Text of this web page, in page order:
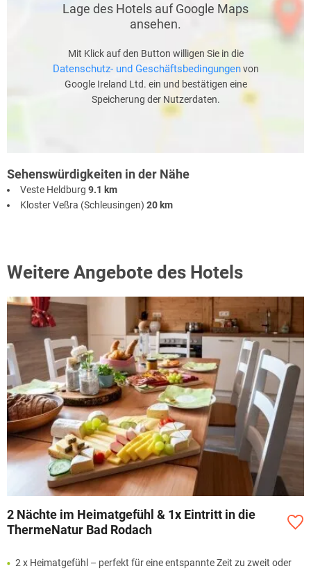
Lage des Hotels auf Google Maps
ansehen.
Mit Klick auf den Button willigen Sie in die
Datenschutz- und Geschäftsbedingungenvon
Google Ireland Ltd. ein und bestätigen eine
Speicherung der Nutzerdaten.
Sehenswürdigkeiten in der Nähe
Veste Heldburg 9.1 km
Kloster Veßra (Schleusingen) 20 km
Weitere Angebote des Hotels
2 Nächte im Heimatgefühl & 1x Eintritt in die
ThermeNatur Bad Rodach
2 x Heimatgefühl – perfekt für eine entspannte Zeit zu zweit oder